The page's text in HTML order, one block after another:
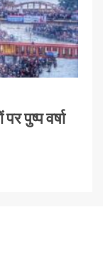
पुष्प वर्षा